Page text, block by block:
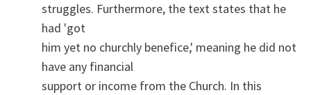
struggles. Furthermore, the text states that he
had 'got
him yet no churchly benefice,' meaning he did not
have any financial
support or income from the Church. In this